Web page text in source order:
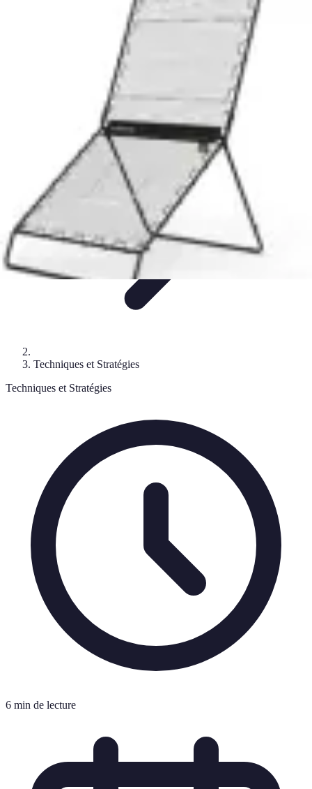
Entraînement et TechniquesTechniques et
Tendances Équipement et Terrain
Techniques et Stratégies
Techniques et Stratégies
6 min de lecture